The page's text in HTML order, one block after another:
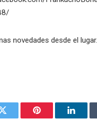
novedades desde el lugar.
Twitter Pinterest